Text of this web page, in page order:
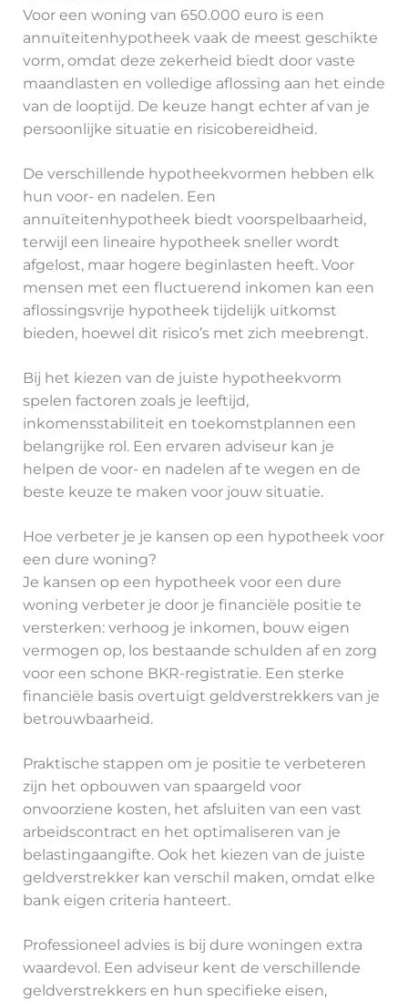
Voor een woning van 650.000 euro is een
annuïteitenhypotheek vaak de meest geschikte
vorm, omdat deze zekerheid biedt door vaste
maandlasten en volledige aflossing aan het einde
van de looptijd. De keuze hangt echter af van je
persoonlijke situatie en risicobereidheid.
De verschillende hypotheekvormen hebben elk
hun voor- en nadelen. Een
annuïteitenhypotheek biedt voorspelbaarheid,
terwijl een lineaire hypotheek sneller wordt
afgelost, maar hogere beginlasten heeft. Voor
mensen met een fluctuerend inkomen kan een
aflossingsvrije hypotheek tijdelijk uitkomst
bieden, hoewel dit risico’s met zich meebrengt.
Bij het kiezen van de juiste hypotheekvorm
spelen factoren zoals je leeftijd,
inkomensstabiliteit en toekomstplannen een
belangrijke rol. Een ervaren adviseur kan je
helpen de voor- en nadelen af te wegen en de
beste keuze te maken voor jouw situatie.
Hoe verbeter je je kansen op een hypotheek voor
een dure woning?
Je kansen op een hypotheek voor een dure
woning verbeter je door je financiële positie te
versterken: verhoog je inkomen, bouw eigen
vermogen op, los bestaande schulden af en zorg
voor een schone BKR-registratie. Een sterke
financiële basis overtuigt geldverstrekkers van je
betrouwbaarheid.
Praktische stappen om je positie te verbeteren
zijn het opbouwen van spaargeld voor
onvoorziene kosten, het afsluiten van een vast
arbeidscontract en het optimaliseren van je
belastingaangifte. Ook het kiezen van de juiste
geldverstrekker kan verschil maken, omdat elke
bank eigen criteria hanteert.
Professioneel advies is bij dure woningen extra
waardevol. Een adviseur kent de verschillende
geldverstrekkers en hun specifieke eisen,